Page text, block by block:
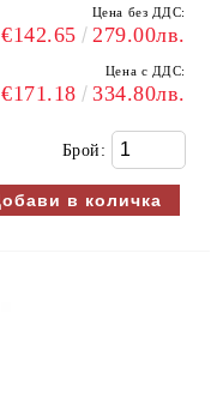
Цена без ДДС:
€142.65 279.00лв.
Цена с ДДС:
€171.18 334.80лв.
Брой: